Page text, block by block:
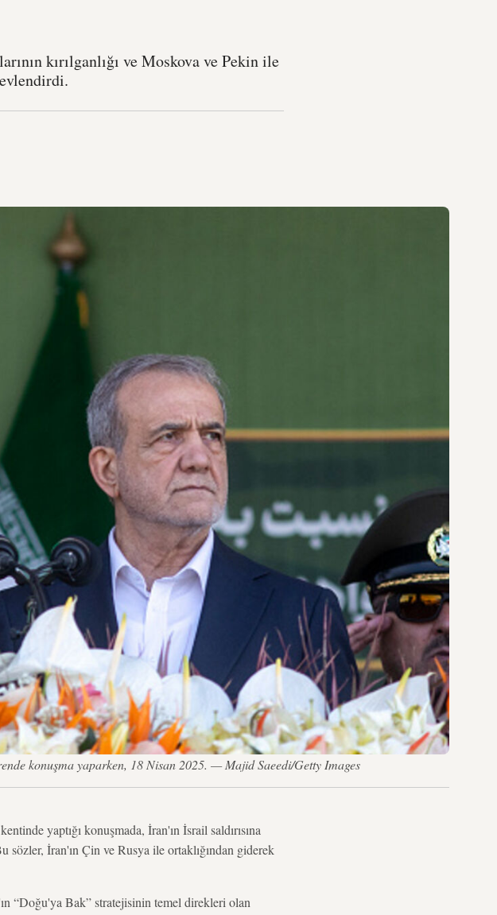
kırılganlığı ve Moskova ve Pekin ile
konuşma yaparken, 18 Nisan 2025. — Majid Saeedi/Getty Images
yaptığı konuşmada, İran'ın İsrail saldırısına
sözler, İran'ın Çin ve Rusya ile ortaklığından giderek
“Doğu'ya Bak” stratejisinin temel direkleri olan